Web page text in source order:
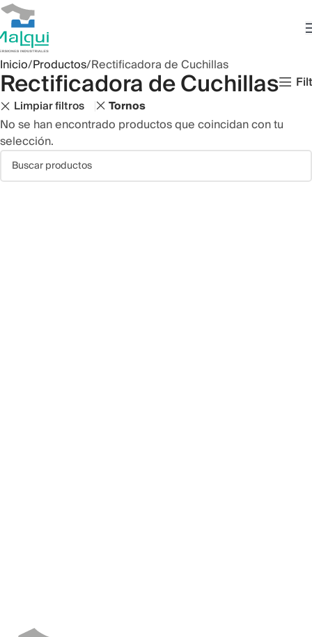
Inicio Productos Rectificadora de Cuchillas
Rectificadora de Cuchillas
Limpiar filtros Tornos
No se han encontrado productos que coincidan con tu
selección.